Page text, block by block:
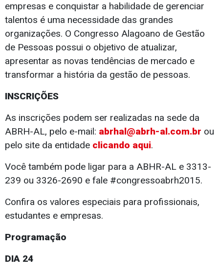
empresas e conquistar a habilidade de gerenciar
talentos é uma necessidade das grandes
organizações. O Congresso Alagoano de Gestão
de Pessoas possui o objetivo de atualizar,
apresentar as novas tendências de mercado e
transformar a história da gestão de pessoas.
INSCRIÇÕES
As inscrições podem ser realizadas na sede da
ABRH-AL, pelo e-mail: abrhal@abrh-al.com.br ou
pelo site da entidade clicando aqui.
Você também pode ligar para a ABHR-AL e 3313-
239 ou 3326-2690 e fale #congressoabrh2015.
Confira os valores especiais para profissionais,
estudantes e empresas.
Programação
DIA 24